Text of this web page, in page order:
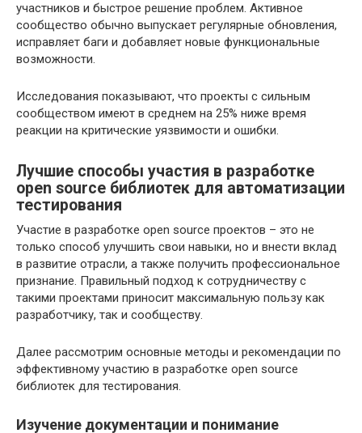
участников и быстрое решение проблем. Активное
сообщество обычно выпускает регулярные обновления,
исправляет баги и добавляет новые функциональные
возможности.
Исследования показывают, что проекты с сильным
сообществом имеют в среднем на 25% ниже время
реакции на критические уязвимости и ошибки.
Лучшие способы участия в разработке
open source библиотек для автоматизации
тестирования
Участие в разработке open source проектов – это не
только способ улучшить свои навыки, но и внести вклад
в развитие отрасли, а также получить профессиональное
признание. Правильный подход к сотрудничеству с
такими проектами приносит максимальную пользу как
разработчику, так и сообществу.
Далее рассмотрим основные методы и рекомендации по
эффективному участию в разработке open source
библиотек для тестирования.
Изучение документации и понимание